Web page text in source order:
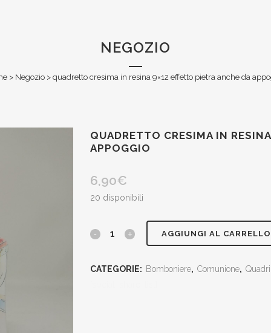
NEGOZIO
> Negozio> quadretto cresima in resina 9×12 effetto pietra anche da
QUADRETTO CRESIMA IN
APPOGGIO
6,90€
20 disponibili
quadretto AGGIUNGI AL CARRELLO
CATEGORIE: Bomboniere, Comunione,